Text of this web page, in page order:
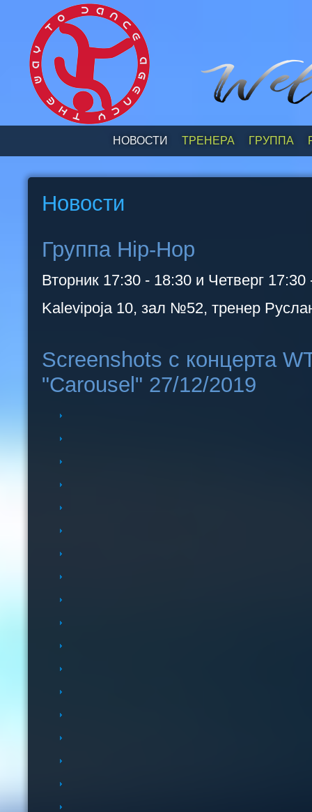
НОВОСТИ ТРЕНЕРА ГРУППА
Новости
Группа Hip-Hop
Вторник 17:30 - 18:30 и Четверг 17:30
Kalevipoja 10, зал №52, тренер
Screenshots с концерта
"Carousel" 27/12/2019